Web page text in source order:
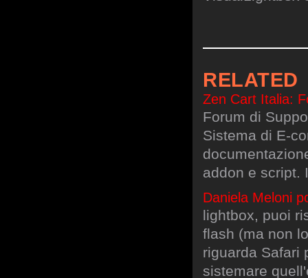
RELATED
Zen Cart Italia:
Forum di
Sistema di E-
addon e script.
Daniela Meloni
lightbox, puoi
flash (ma non
riguarda Safari
sistemare